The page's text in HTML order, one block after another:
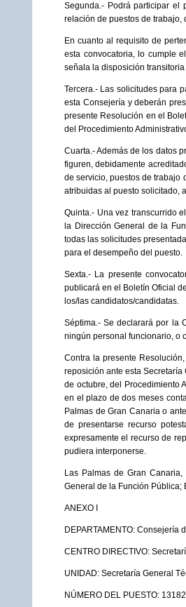
Segunda.- Podrá participar el
relación de puestos de trabajo,
En cuanto al requisito de
esta convocatoria, lo cumple
señala la disposición
Tercera.- Las solicitudes para
esta Consejería y deberán
presente Resolución en el
del Procedimiento
Cuarta.- Además de los datos
figuren, debidamente
de servicio, puestos de trabajo
atribuidas al puesto solicitado,
Quinta.- Una vez transcurrido
la Dirección General de la
todas las solicitudes
para el desempeño del puesto.
Sexta.- La presente
publicará en el Boletín Oficial
los/las candidatos/candidatas.
Séptima.- Se declarará por la
ningún personal funcionario, o
Contra la presente
reposición ante esta
de octubre, del Procedimiento
en el plazo de dos meses
Palmas de Gran Canaria o
de presentarse recurso
expresamente el recurso de
pudiera interponerse.
Las Palmas de Gran
General de la Función Pública;
ANEXO I
DEPARTAMENTO: Consejería
CENTRO DIRECTIVO:
UNIDAD: Secretaría General
NÚMERO DEL PUESTO: